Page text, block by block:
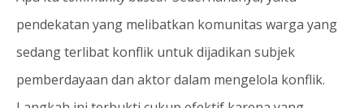
pendekatan yang melibatkan komunitas warga yang
sedang terlibat konflik untuk dijadikan subjek
pemberdayaan dan aktor dalam mengelola konflik.